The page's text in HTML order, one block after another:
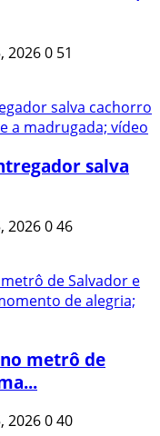
20260 51
salva
2026046
metrô de
2026040